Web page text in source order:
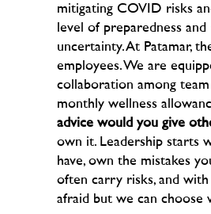
mitigating COVID risks
level of preparedness
uncertainty. At Patamar,
employees. We are
collaboration among
monthly wellness
advice would you give
own it. Leadership starts
have, own the mistakes
often carry risks, and
afraid but we can choose